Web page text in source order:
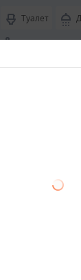
Туалет
Вмещает 5
4-местный